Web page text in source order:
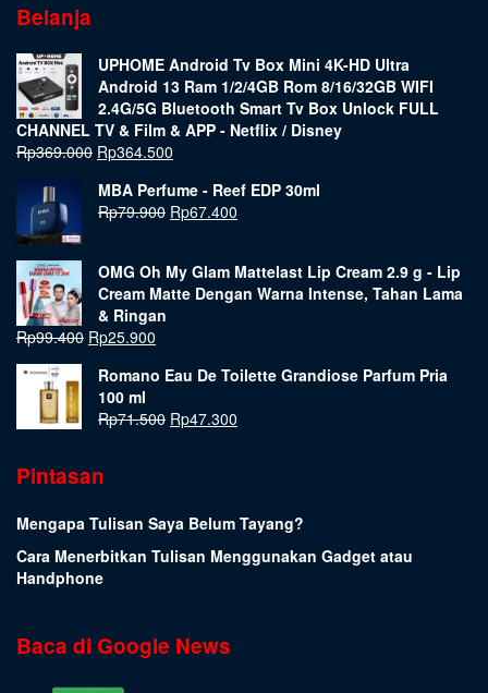
Belanja
UPHOME Android Tv Box Mini 4K-HD Ultra
Android 13 Ram 1/2/4GB Rom 8/16/32GB WIFI
2.4G/5G Bluetooth Smart Tv Box Unlock FULL
CHANNEL TV & Film & APP - Netflix / Disney
Rp369.000 Rp364.500
MBA Perfume - Reef EDP 30ml
Rp79.900 Rp67.400
OMG Oh My Glam Mattelast Lip Cream 2.9 g - Lip
Cream Matte Dengan Warna Intense, Tahan Lama
& Ringan
Rp99.400 Rp25.900
Romano Eau De Toilette Grandiose Parfum Pria
100 ml
Rp71.500 Rp47.300
Pintasan
Mengapa Tulisan Saya Belum Tayang?
Cara Menerbitkan Tulisan Menggunakan Gadget atau
Handphone
Baca di Google News